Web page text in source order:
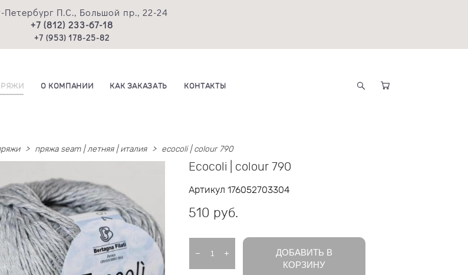
Петербург П.С., Большой пр., 22-24
+7 (812) 233-67-18
+7 (953) 178-25-82
О КОМПАНИИ КАК ЗАКАЗАТЬ КОНТАКТЫ
> пряжа seam | летняя | италия > ecocoli | colour 790
Ecocoli | colour 790
Артикул 176052703304
510 pуб.
ДОБАВИТЬ В
КОРЗИНУ